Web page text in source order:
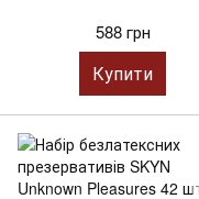
588 грн
Купити